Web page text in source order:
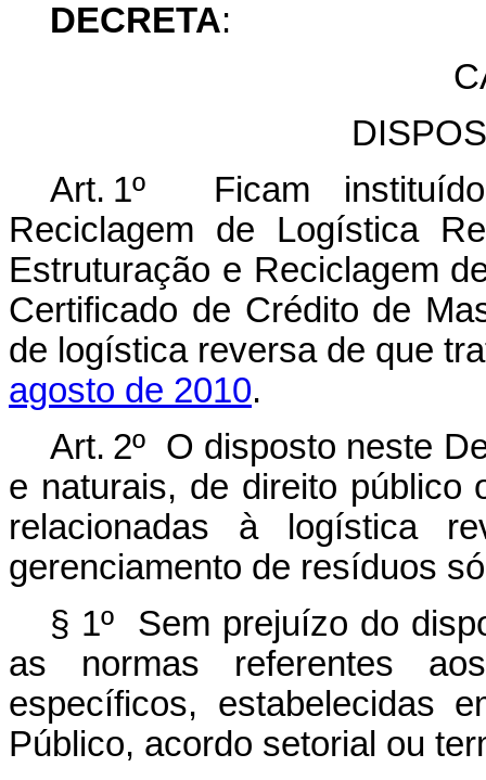
DECRETA:
Art. 1º Ficam
Reciclagem de Logística
Estruturação e Reciclagem
Certificado de Crédito de
de logística reversa de que
agosto de 2010.
Art. 2º O disposto neste
e naturais, de direito público
relacionadas à logística
gerenciamento de resíduos
§ 1º Sem prejuízo do
as normas referentes
específicos, estabelecidas
Público, acordo setorial ou